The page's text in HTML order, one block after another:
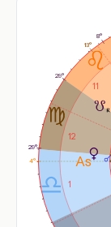
1
11
12
13°
29°
8°
4°
29°